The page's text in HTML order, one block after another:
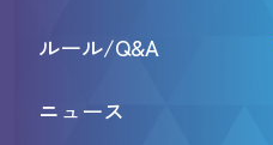
ルール/Q&A
ニュース